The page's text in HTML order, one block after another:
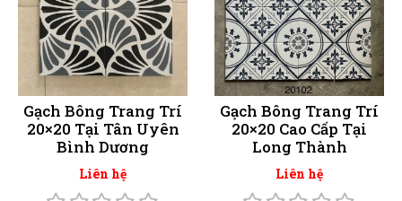
Gạch Bông Trang Trí
20×20 Tại Tân Uyên
Bình Dương
Liên hệ
Gạch Bông Trang Trí
20×20 Cao Cấp Tại
Long Thành
Liên hệ